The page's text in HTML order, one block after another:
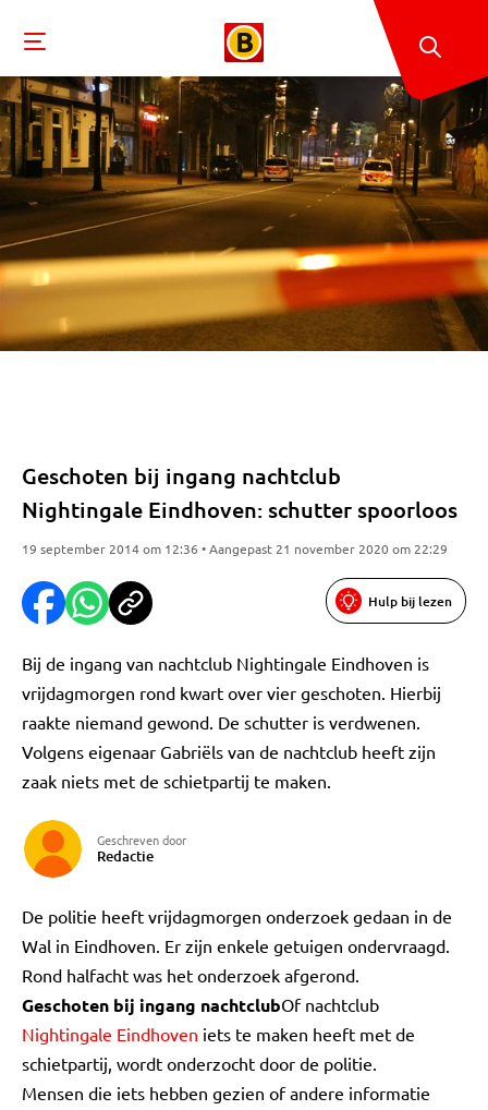
Geschoten bij ingang nachtclub
Nightingale Eindhoven: schutter spoorloos
19 september 2014 om 12:36 • Aangepast 21 november 2020 om 22:29
Hulp bij lezen
Bij de ingang van nachtclub Nightingale Eindhoven is
vrijdagmorgen rond kwart over vier geschoten. Hierbij
raakte niemand gewond. De schutter is verdwenen.
Volgens eigenaar Gabriëls van de nachtclub heeft zijn
zaak niets met de schietpartij te maken.
Geschreven door
Redactie
De politie heeft vrijdagmorgen onderzoek gedaan in de
Wal in Eindhoven. Er zijn enkele getuigen ondervraagd.
Rond halfacht was het onderzoek afgerond.
Geschoten bij ingang nachtclubOf nachtclub
Nightingale Eindhoven iets te maken heeft met de
schietpartij, wordt onderzocht door de politie.
Mensen die iets hebben gezien of andere informatie